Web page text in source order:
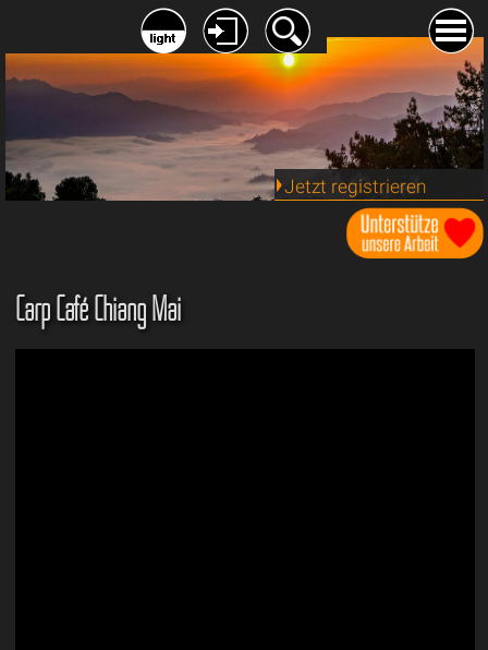
Jetzt registrieren
Carp Café Chiang Mai